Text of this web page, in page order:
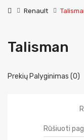
Renault
Talisman
Prekių Palyginimas (0)
Rūšiuoti